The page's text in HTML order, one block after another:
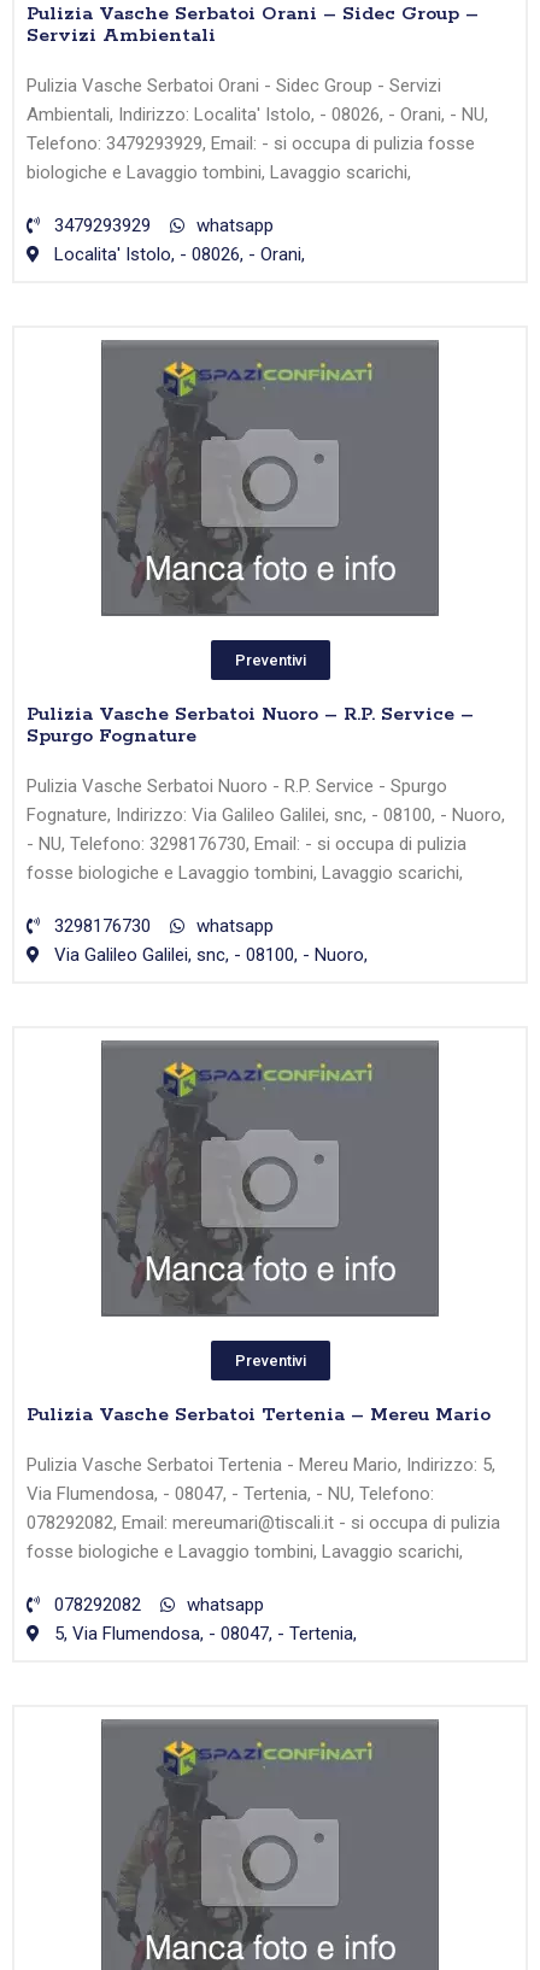
Pulizia Vasche Serbatoi Orani – Sidec Group –
Servizi Ambientali
Pulizia Vasche Serbatoi Orani - Sidec Group - Servizi
Ambientali, Indirizzo: Localita' Istolo, - 08026, - Orani, - NU,
Telefono: 3479293929, Email: - si occupa di pulizia fosse
biologiche e Lavaggio tombini, Lavaggio scarichi,
3479293929
whatsapp
Localita' Istolo, - 08026, - Orani,
Preventivi
Pulizia Vasche Serbatoi Nuoro – R.P. Service –
Spurgo Fognature
Pulizia Vasche Serbatoi Nuoro - R.P. Service - Spurgo
Fognature, Indirizzo: Via Galileo Galilei, snc, - 08100, - Nuoro,
- NU, Telefono: 3298176730, Email: - si occupa di pulizia
fosse biologiche e Lavaggio tombini, Lavaggio scarichi,
3298176730
whatsapp
Via Galileo Galilei, snc, - 08100, - Nuoro,
Preventivi
Pulizia Vasche Serbatoi Tertenia – Mereu Mario
Pulizia Vasche Serbatoi Tertenia - Mereu Mario, Indirizzo: 5,
Via Flumendosa, - 08047, - Tertenia, - NU, Telefono:
078292082, Email: mereumari@tiscali.it - si occupa di pulizia
fosse biologiche e Lavaggio tombini, Lavaggio scarichi,
078292082
whatsapp
5, Via Flumendosa, - 08047, - Tertenia,